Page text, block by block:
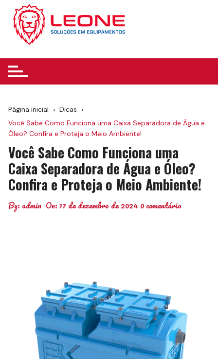
para
conteúdo
Página inicial
Dicas
Você Sabe Como Funciona uma Caixa Separadora de Água e
Óleo? Confira e Proteja o Meio Ambiente!
Você Sabe Como Funciona uma
Caixa Separadora de Água e Óleo?
Confira e Proteja o Meio Ambiente!
By: admin On: 17 de dezembro de 2024 0 comentário